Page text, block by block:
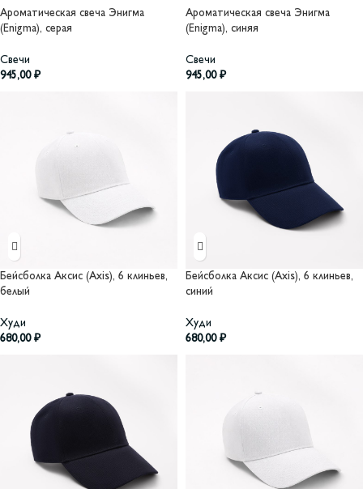
Ароматическая свеча Энигма
(Enigma), серая
Свечи
945,00 ₽
Ароматическая свеча Энигма
(Enigma), синяя
Свечи
945,00 ₽
Бейсболка Аксис (Axis), 6 клиньев,
белый
Худи
680,00 ₽
Бейсболка Аксис (Axis), 6 клиньев,
синий
Худи
680,00 ₽